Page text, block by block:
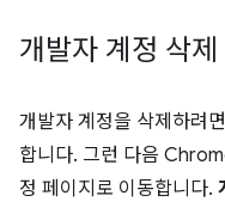
개발자 계정 삭제
개발자 계정을 삭제하려
합니다. 그런 다음
정 페이지로 이동합니다.